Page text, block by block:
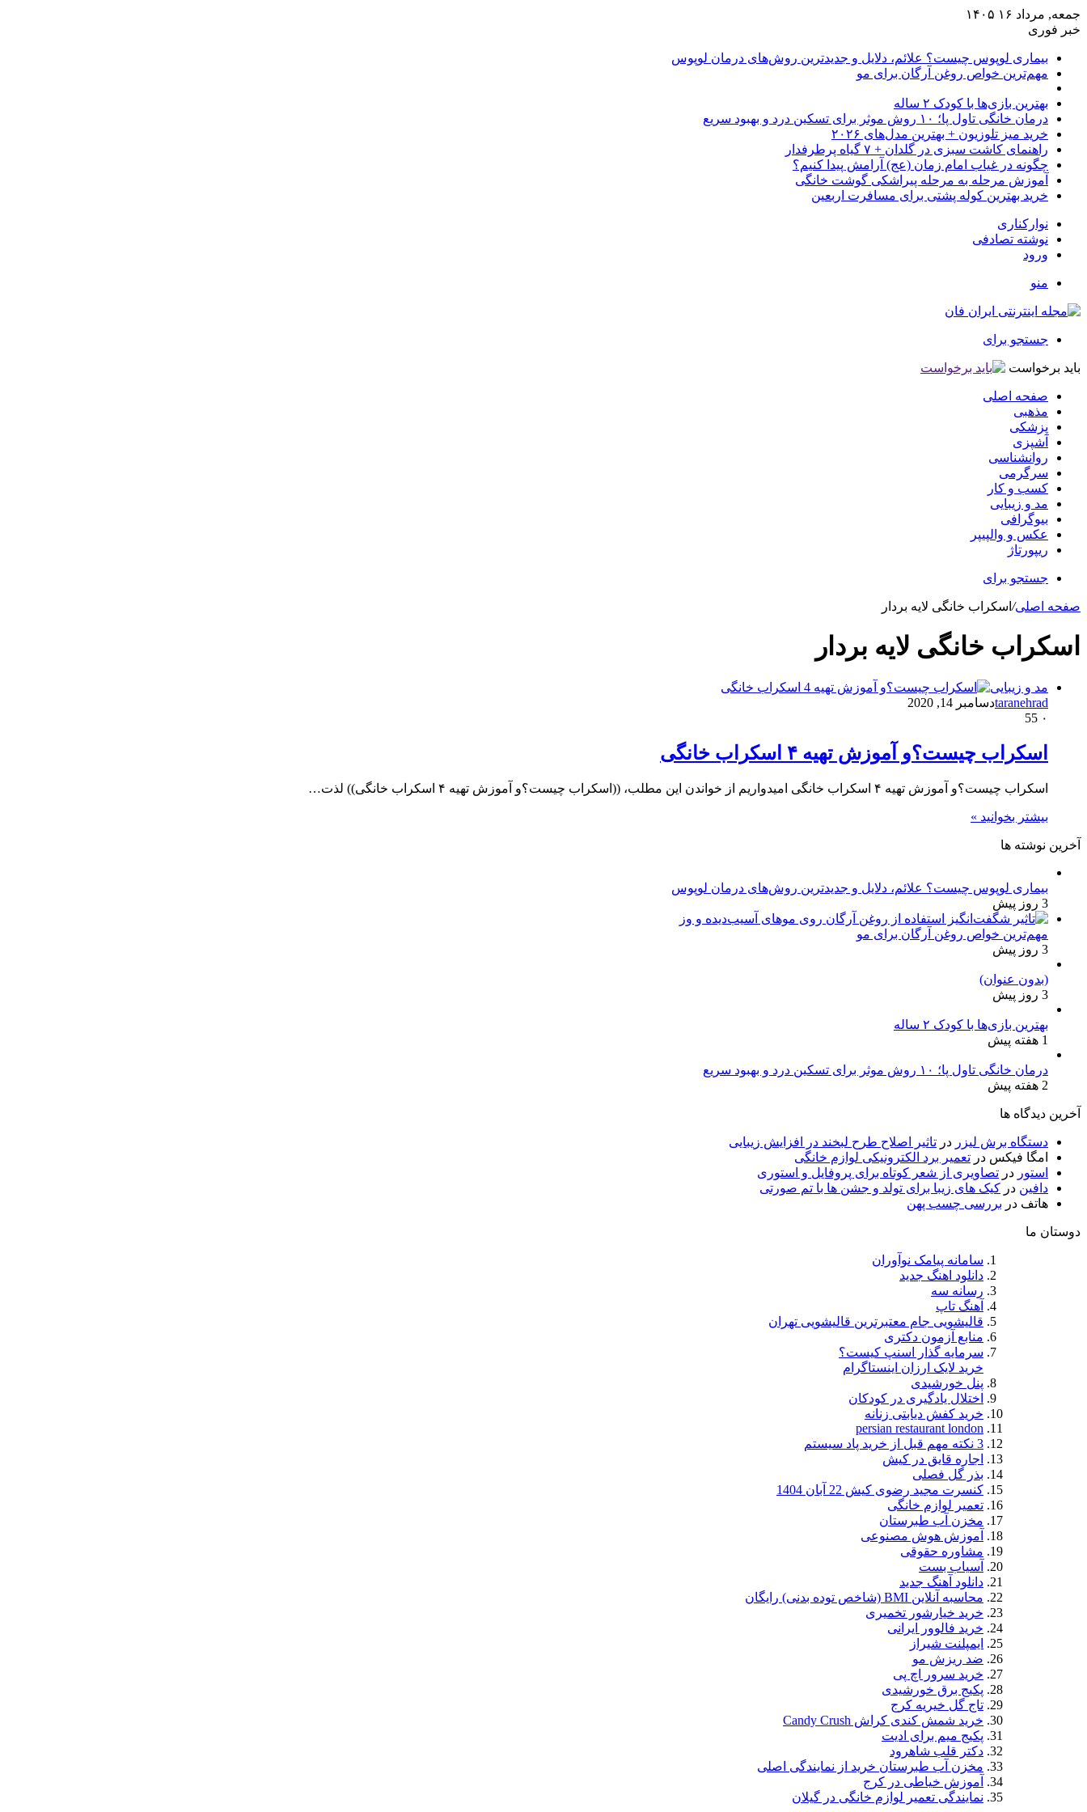
جمعه, مرداد ۱۶ ۱۴۰۵
خبر فوری
بیماری لوپوس چیست؟ علائم، دلایل و جدیدترین روش‌های درمان لوپوس
مهم‌ترین خواص روغن آرگان برای مو
بهترین بازی‌ها با کودک ۲ ساله
درمان خانگی تاول پا؛ ۱۰ روش موثر برای تسکین درد و بهبود سریع
خرید میز تلوزیون + بهترین مدل‌های ۲۰۲۶
راهنمای کاشت سبزی در گلدان + ۷ گیاه پرطرفدار
چگونه در غیاب امام زمان (عج) آرامش پیدا کنیم؟
آموزش مرحله به مرحله پیراشکی گوشت خانگی
خرید بهترین کوله پشتی برای مسافرت اربعین
نوارکناری
نوشته تصادفی
ورود
منو
جستجو برای
باید برخواست
صفحه اصلی
مذهبی
پزشکی
آشپزی
روانشناسی
سرگرمی
کسب و کار
مد و زیبایی
بیوگرافی
عکس و والپیپر
ریپورتاژ
جستجو برای
صفحه اصلی/ اسکراب خانگی لایه بردار
اسکراب خانگی لایه بردار
مد و زیبایی
taranehradدسامبر 14, 2020
۰
اسکراب چیست؟و آموزش تهیه ۴ اسکراب خانگی
اسکراب چیست؟و آموزش تهیه ۴ اسکراب خانگی امیدواریم از خواندن این مطلب، ((اسکراب چیست؟و آموزش تهیه ۴ اسکراب خانگی)) لذت…
بیشتر بخوانید »
آخرین نوشته ها
بیماری لوپوس چیست؟ علائم، دلایل و جدیدترین روش‌های درمان لوپوس
3 روز پیش
مهم‌ترین خواص روغن آرگان برای مو
3 روز پیش
(بدون عنوان)
3 روز پیش
بهترین بازی‌ها با کودک ۲ ساله
1 هفته پیش
درمان خانگی تاول پا؛ ۱۰ روش موثر برای تسکین درد و بهبود سریع
2 هفته پیش
آخرین دیدگاه ها
دستگاه برش لیزر در تاثیر اصلاح طرح لبخند در افزایش زیبایی
امگا فیکس در تعمیر برد الکترونیکی لوازم خانگی
استور در تصاویری از شعر کوتاه برای پروفایل و استوری
دافین در کیک های زیبا برای تولد و جشن ها با تم صورتی
هاتف در بررسی چسب پهن
دوستان ما
سامانه پیامک نوآوران
دانلود اهنگ جدید
رسانه سه
آهنگ تاپ
قالیشویی جام معتبرترین قالیشویی تهران
منابع آزمون دکتری
سرمایه گذار اسنپ کیست؟
خرید لایک ارزان اینستاگرام
پنل خورشیدی
اختلال یادگیری در کودکان
خرید کفش دیابتی زنانه
persian restaurant london
3 نکته مهم قبل از خرید پاد سیستم
اجاره قایق در کیش
بذر گل فصلی
کنسرت مجید رضوی کیش 22 آبان 1404
تعمیر لوازم خانگی
مخزن آب طبرستان
آموزش هوش مصنوعی
مشاوره حقوقی
آسیاب بست
دانلود آهنگ جدید
محاسبه آنلاین BMI (شاخص توده بدنی) رایگان
خرید خیارشور تخمیری
خرید فالوور ایرانی
ایمپلنت شیراز
ضد ریزش مو
خرید سرور اچ پی
پکیج برق خورشیدی
تاج گل خیریه کرج
خرید شمش کندی کراش Candy Crush
پکیج میم برای ادیت
دکتر قلب شاهرود
مخزن آب طبرستان خرید از نمایندگی اصلی
آموزش خیاطی در کرج
نمایندگی تعمیر لوازم خانگی در گیلان